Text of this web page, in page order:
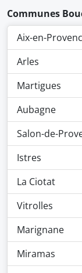
Communes
Aix-en-
Arles
Martigues
Aubagne
Salon-de-
Istres
La Ciotat
Vitrolles
Marignane
Miramas